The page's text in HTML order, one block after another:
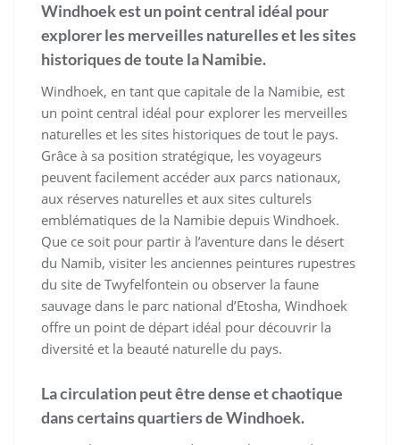
Windhoek est un point central idéal pour
explorer les merveilles naturelles et les sites
historiques de toute la Namibie.
Windhoek, en tant que capitale de la Namibie, est
un point central idéal pour explorer les merveilles
naturelles et les sites historiques de tout le pays.
Grâce à sa position stratégique, les voyageurs
peuvent facilement accéder aux parcs nationaux,
aux réserves naturelles et aux sites culturels
emblématiques de la Namibie depuis Windhoek.
Que ce soit pour partir à l’aventure dans le désert
du Namib, visiter les anciennes peintures rupestres
du site de Twyfelfontein ou observer la faune
sauvage dans le parc national d’Etosha, Windhoek
offre un point de départ idéal pour découvrir la
diversité et la beauté naturelle du pays.
La circulation peut être dense et chaotique
dans certains quartiers de Windhoek.